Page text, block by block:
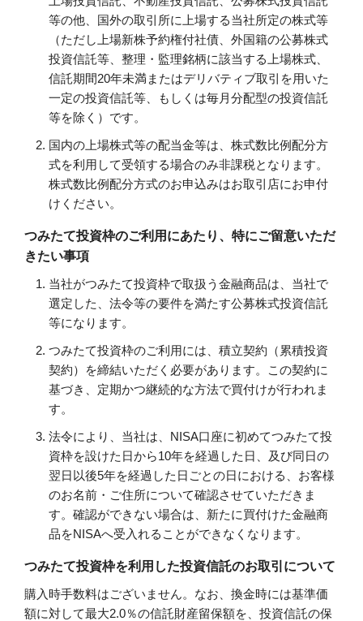
等の他、国外の取引所に上場する当社所定の株式等
（ただし上場新株予約権付社債、外国籍の公募株式
投資信託等、整理・監理銘柄に該当する上場株式、
信託期間20年未満またはデリバティブ取引を用いた
一定の投資信託等、もしくは毎月分配型の投資信託
等を除く）です。
国内の上場株式等の配当金等は、株式数比例配分方
式を利用して受領する場合のみ非課税となります。
株式数比例配分方式のお申込みはお取引店にお申付
けください。
つみたて投資枠のご利用にあたり、特にご留意いただ
きたい事項
当社がつみたて投資枠で取扱う金融商品は、当社で
選定した、法令等の要件を満たす公募株式投資信託
等になります。
つみたて投資枠のご利用には、積立契約（累積投資
契約）を締結いただく必要があります。この契約に
基づき、定期かつ継続的な方法で買付けが行われま
す。
法令により、当社は、NISA口座に初めてつみたて投
資枠を設けた日から10年を経過した日、及び同日の
翌日以後5年を経過した日ごとの日における、お客様
のお名前・ご住所について確認させていただきま
す。確認ができない場合は、新たに買付けた金融商
品をNISAへ受入れることができなくなります。
つみたて投資枠を利用した投資信託のお取引について
購入時手数料はございません。なお、換金時には基準価
額に対して最大2.0％の信託財産留保額を、投資信託の保